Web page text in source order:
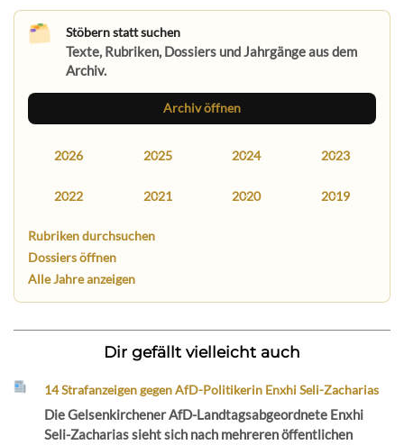
Stöbern statt suchen
Texte, Rubriken, Dossiers und Jahrgänge aus dem
Archiv.
Archiv öffnen
2026 2025 2024 2023
2022 2021 2020 2019
Rubriken durchsuchen
Dossiers öffnen
Alle Jahre anzeigen
Dir gefällt vielleicht auch
14 Strafanzeigen gegen AfD-Politikerin Enxhi Seli-Zacharias
Die Gelsenkirchener AfD-Landtagsabgeordnete Enxhi
Seli-Zacharias sieht sich nach mehreren öffentlichen